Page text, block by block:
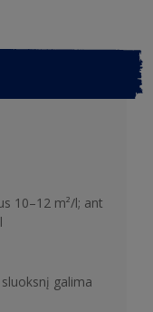
10–12 m²/l; ant
galima